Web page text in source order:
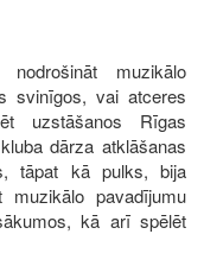
muzikālo
svinīgos, vai atceres
uzstāšanos Rīgas
dārza atklāšanas
tāpat kā pulks, bija
pavadījumu
kā arī spēlēt